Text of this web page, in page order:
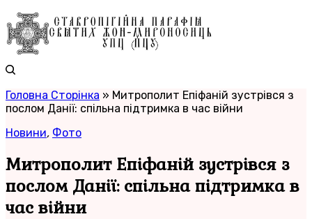
Головна Сторінка » Митрополит Епіфаній зустрівся з
послом Данії: спільна підтримка в час війни
Новини, Фото
Митрополит Епіфаній зустрівся з
послом Данії: спільна підтримка в
час війни